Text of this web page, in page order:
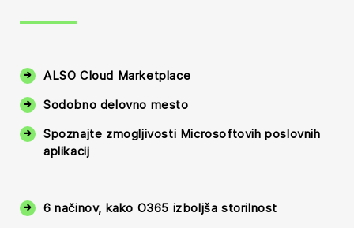
ALSO Cloud Marketplace
Sodobno delovno mesto
Spoznajte zmogljivosti Microsoftovih poslovnih
aplikacij
6 načinov, kako O365 izboljša storilnost